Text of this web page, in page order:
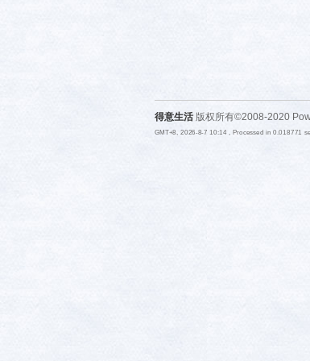
得意生活 版权所有©2008-2020
GMT+8, 2026-8-7 10:14 , Processed in 0.018771